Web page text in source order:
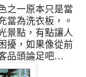
之一原本只是當
當為洗衣板，。
景點，有點讓人
擾，如果像從前
品頭論足吧…